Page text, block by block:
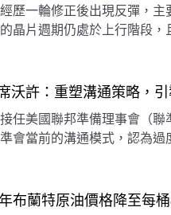
歷一輪修正後出現反彈，
晶片週期仍處於上行階段
預期將持續走高。
沃許：重塑溝通策略，
任美國聯邦準備理事會（
會當前的溝通模式，認為
的發布方式及其頻率，目標
布蘭特原油價格降至每